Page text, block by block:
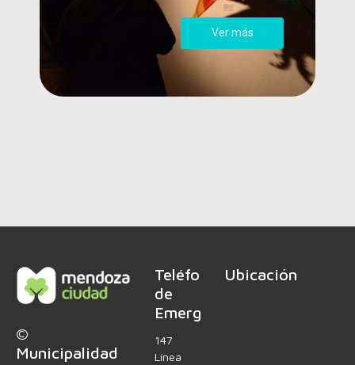
Ver más
©
Municipalidad
Teléfonos
de
Emergencia
147
Línea
Ubicación